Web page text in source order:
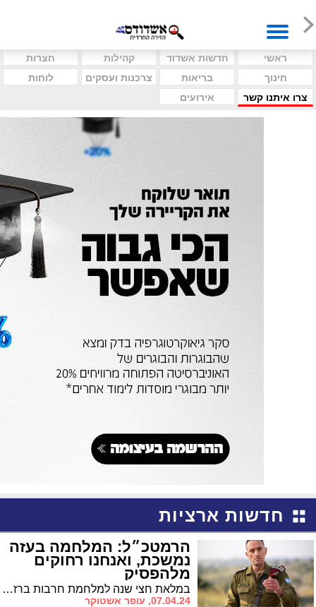
ראשי חדשות אשדוד קהילות
חצרות
חינוך
בריאות צרכנות ועסקים
לוחות
צרו איתנו קשר
אירועים
חדשות ארציות
הרמטכ״ל: המלחמה בעזה
נמשכת, ואנחנו רחוקים
מלהפסיק
במלאת חצי שנה למלחמת חרבות ברזל התייחס הרמטכ"ל רב אלוף הרצי הלוי למצב הלחימה בעזה. ״השבת החטופים היא מטרה דחופה וחשובה. אנחנו פועלים להשבת החטופים כולם, מהר ככל הניתן. צה״ל יידע לעמוד גם במחיר לא פשוט, ויידע גם לחזור ולהילחם בעוצמה״
07.04.24, עופר אשטוקר